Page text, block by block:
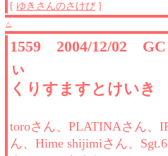
[ ゆきさんのさけび ]
△
1559 2004/12/02
ぃ
くりすますとけいき
toroさん、PLATINAさん、
ん、Hime shijimiさん、